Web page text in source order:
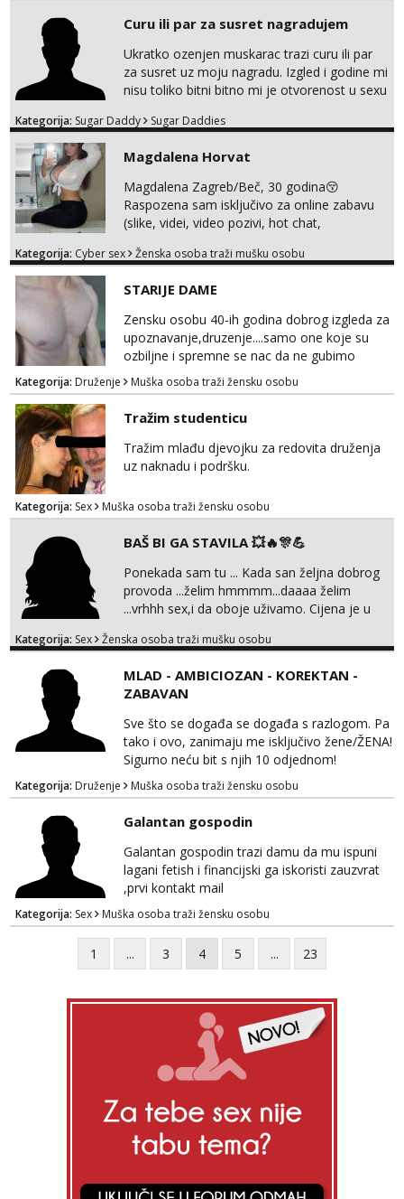
Ako ti nedostaje dodir, poljupci, kemija i
muškarac koji će se potpuno posvetiti tvom
zadovoljstvu, možda smo upravo ono što
oboje t...
Curu ili par za susret nagradujem
Ukratko ozenjen muskarac trazi curu ili par
za susret uz moju nagradu. Izgled i godine mi
nisu toliko bitni bitno mi je otvorenost u sexu
jave na mail . Molim ako je moguce prvi mail
necete pozalit
Kategorija: Sugar Daddy Sugar Daddies
Magdalena Horvat
Magdalena Zagreb/Beč, 30 godina😚
Raspozena sam isključivo za online zabavu
(slike, videi, video pozivi, hot chat,
oglasu su MOJE❗ Instagram:
TELEGRAM: @MagdalenaMagy 👈
(ODGOVARAM JAKO BRZO TU I TU PISITE
AKO STE ZA ZABAVU)🔥 Moguće
verifkovanje prije zabave✅ JAVI MI SE I
ISPUNI SVOJE NAJVECE FANTAZIJE😈 CEKA...
Kategorija: Cyber sex Ženska osoba traži mušku osobu
STARIJE DAME
Zensku osobu 40-ih godina dobrog izgleda za
upoznavanje,druzenje....samo one koje su
ozbiljne i spremne se nac da ne gubimo
vrijeme!
Kategorija: Druženje Muška osoba traži žensku osobu
Tražim studenticu
Tražim mlađu djevojku za redovita druženja
uz naknadu i podršku.
Kategorija: Sex Muška osoba traži žensku osobu
BAŠ BI GA STAVILA 💥🔥🎊💪
Ponekada sam tu ... Kada san željna dobrog
provoda ...želim hmmmm...daaaa želim
...vrhhh sex,i da oboje uživamo. Cijena je u
Procjeni jesi li ti taj .?! Ja bi jednog ali
guza ... Javi se 🔥Samo na mail.
Kategorija: Sex Ženska osoba traži mušku osobu
MLAD - AMBICIOZAN - KOREKTAN -
ZABAVAN
Sve što se događa se događa s razlogom. Pa
tako i ovo, zanimaju me isključivo žene/ŽENA!
Sigurno neću bit s njih 10 odjednom!
Kategorija: Druženje Muška osoba traži žensku osobu
Galantan gospodin
Galantan gospodin trazi damu da mu ispuni
lagani fetish i financijski ga iskoristi zauzvrat
,prvi kontakt mail
Kategorija: Sex Muška osoba traži žensku osobu
1 ... 3 4 5 ... 23